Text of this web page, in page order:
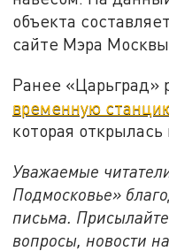
объекта
сайте Мэра
Ранее «Царьград»
временную
которая
Уважаемые
Подмосковье»
письма.
вопросы, новости